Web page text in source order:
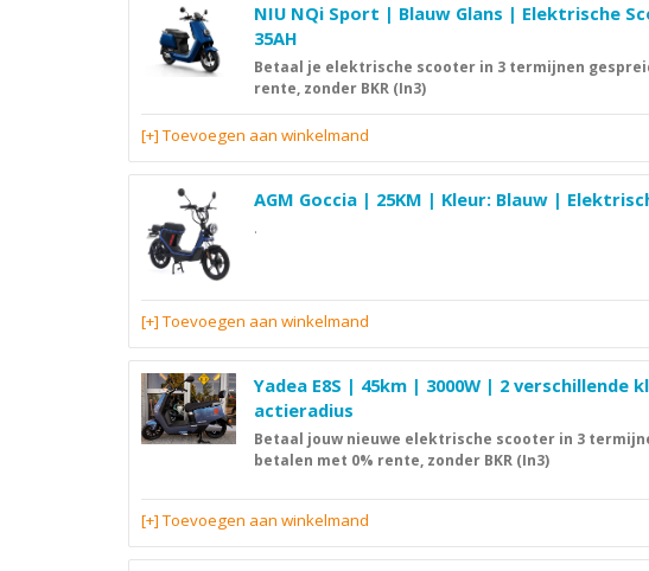
NIU NQi Sport | Blauw Glans | Elektrische
35AH
Betaal je elektrische scooter in 3 termijnen
rente, zonder BKR (In3)
[+] Toevoegen aan winkelmand
AGM Goccia | 25KM | Kleur: Blauw |
.
[+] Toevoegen aan winkelmand
Yadea E8S | 45km | 3000W | 2 verschillende
actieradius
Betaal jouw nieuwe elektrische scooter in 3
betalen met 0% rente, zonder BKR (In3)
[+] Toevoegen aan winkelmand